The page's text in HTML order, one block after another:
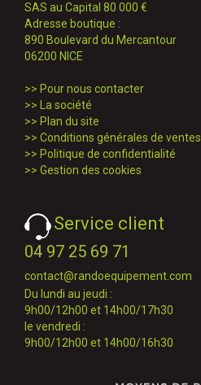
SAS au Capital 80 000 €
Adresse boutique :
890 Boulevard du Mercantour
06200 NICE
>> Pour nous contacter
>>
La société
>> Plan du site
>> Conditions générales de ventes
>> Politique de confidentialité
>> Gestion des cookies
Service client
04 97 25 69 71
contact@randoequipement.com
Du lundi au jeudi :
9h00/12h00 et 14h00/17h30
le vendredi :
9h00/12h00 et 14h00/16h30